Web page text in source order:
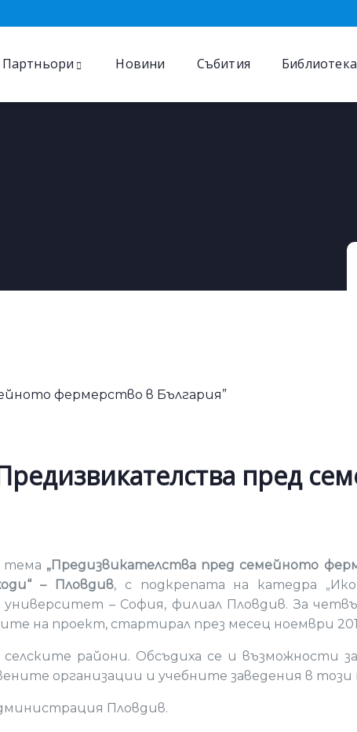
Партньори Новини Събития Библиотека
пред
тема „Предизвикателства пред семейното
– Пловдив, с подкрепата на катедра
– София, филиал Пловдив. За
на проект, стартирал през месец ноември
райони. Обсъдиха се и възможности
организации и учебните заведения в този
Пловдив.